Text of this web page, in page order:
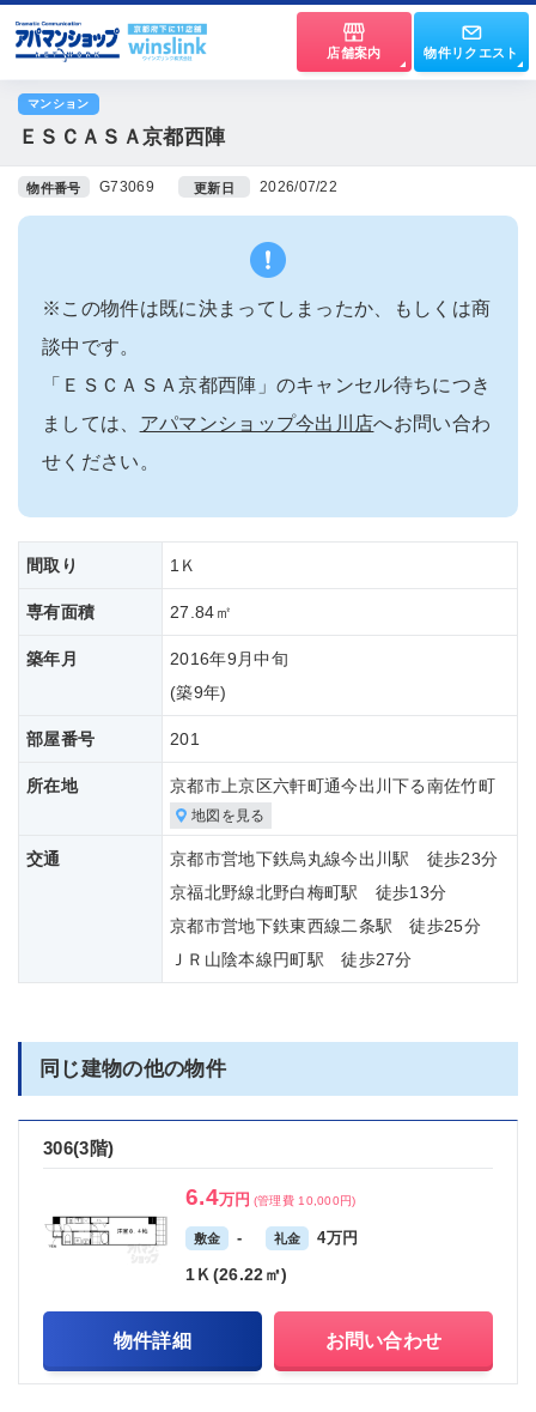
店舗案内 物件リクエスト
マンション
ＥＳＣＡＳＡ京都西陣
物件番号 G73069 更新日 2026/07/22
※この物件は既に決まってしまったか、もしくは商
談中です。
「ＥＳＣＡＳＡ京都西陣」のキャンセル待ちにつき
ましては、 アパマンショップ今出川店へお問い合わ
せください。
間取り 1Ｋ
専有面積 27.84㎡
築年月
2016年9月中旬
(築9年)
部屋番号 201
所在地 京都市上京区六軒町通今出川下る南佐竹町
地図を見る
交通
京都市営地下鉄烏丸線今出川駅 徒歩23分
京福北野線北野白梅町駅 徒歩13分
京都市営地下鉄東西線二条駅 徒歩25分
ＪＲ山陰本線円町駅 徒歩27分
同じ建物の他の物件
306(3階)
6.4万円 (管理費 10,000円)
敷金 - 礼金 4万円
1Ｋ(26.22㎡)
物件詳細 お問い合わせ